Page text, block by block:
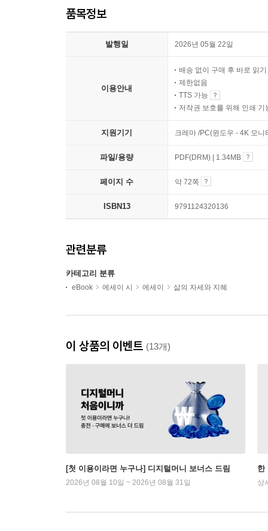
품목정보
발행일 2026년 05월 22일
이용안내
배송 없이 구매 후 바로 읽기
제한없음
TTS 가능
저작권 보호를 위해 인쇄 기
지원기기 크레마 /PC(윈도우 - 4K 모
파일/용량 PDF(DRM) | 1.34MB
페이지 수 약 72쪽
ISBN13 9791124320136
관련분류
카테고리 분류
eBook 에세이 시 에세이 삶의 자세와 지혜
이 상품의 이벤트 (13개)
[첫 이용이라면 누구나] 디지털머니 보너스 드림
2026년 08월 10일 ~ 2026년 08월 31일
한
상